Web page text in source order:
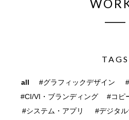
TAGS
all #グラフィックデザイン
#CI/VI・ブランディング
#コピ
#システム・アプリ
#デジタ